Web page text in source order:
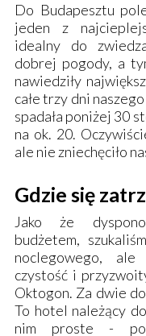
Do Budapesztu
jeden z
idealny do
dobrej pogody, a
nawiedziły
całe trzy dni
spadała poniżej 30
na ok. 20.
ale nie zniechęciło
Gdzie się
Jako że
budżetem,
noclegowego, ale
czystość i
Oktogon. Za dwie
To hotel należący
nim proste -